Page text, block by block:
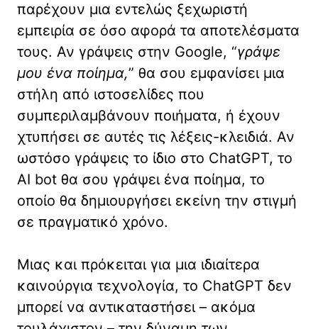
παρέχουν μια εντελώς ξεχωριστή
εμπειρία σε όσο αφορά τα αποτελέσματα
τους. Αν γράψεις στην Google, “γράψε
μου ένα ποίημα,” θα σου εμφανίσει μια
στήλη από ιστοσελίδες που
συμπεριλαμβάνουν ποιήματα, ή έχουν
χτυπήσει σε αυτές τις λέξεις-κλειδιά. Αν
ωστόσο γράψεις το ίδιο στο ChatGPT, το
AI bot θα σου γράψει ένα ποίημα, το
οποίο θα δημιουργήσει εκείνη την στιγμή
σε πραγματικό χρόνο.
Μιας και πρόκειται για μια ιδιαίτερα
καινούργια τεχνολογία, το ChatGPT δεν
μπορεί να αντικαταστήσει – ακόμα